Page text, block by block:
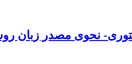
نحوی مصدر زبان